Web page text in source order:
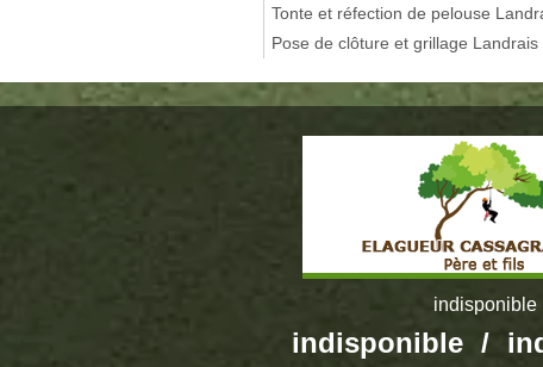
Tonte et réfection de pelouse
Pose de clôture et grillage Landrais
indisponible
indisponible /